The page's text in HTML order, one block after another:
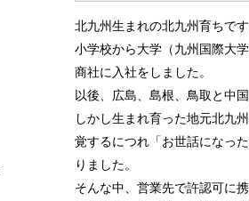
北九州生まれの北九州育ちです
小学校から大学（九州国際大
商社に入社をしました。
以後、広島、島根、鳥取と中
しかし生まれ育った地元北九
覚するにつれ「お世話になっ
りました。
そんな中、営業先で許認可に